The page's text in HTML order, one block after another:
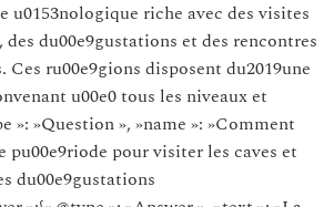
u0153nologique riche avec des visites
des du00e9gustations et des rencontres
Ces ru00e9gions disposent du2019une
u00e0 tous les niveaux et
»: »Question », »name »: »Comment
pour visiter les caves et
du00e9gustations